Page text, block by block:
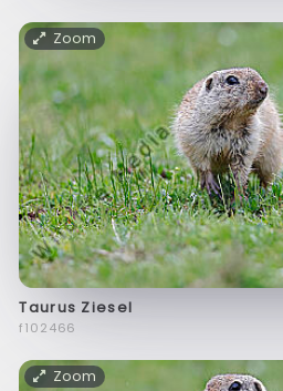
Zoom
Taurus Ziesel
f102466
Zoom